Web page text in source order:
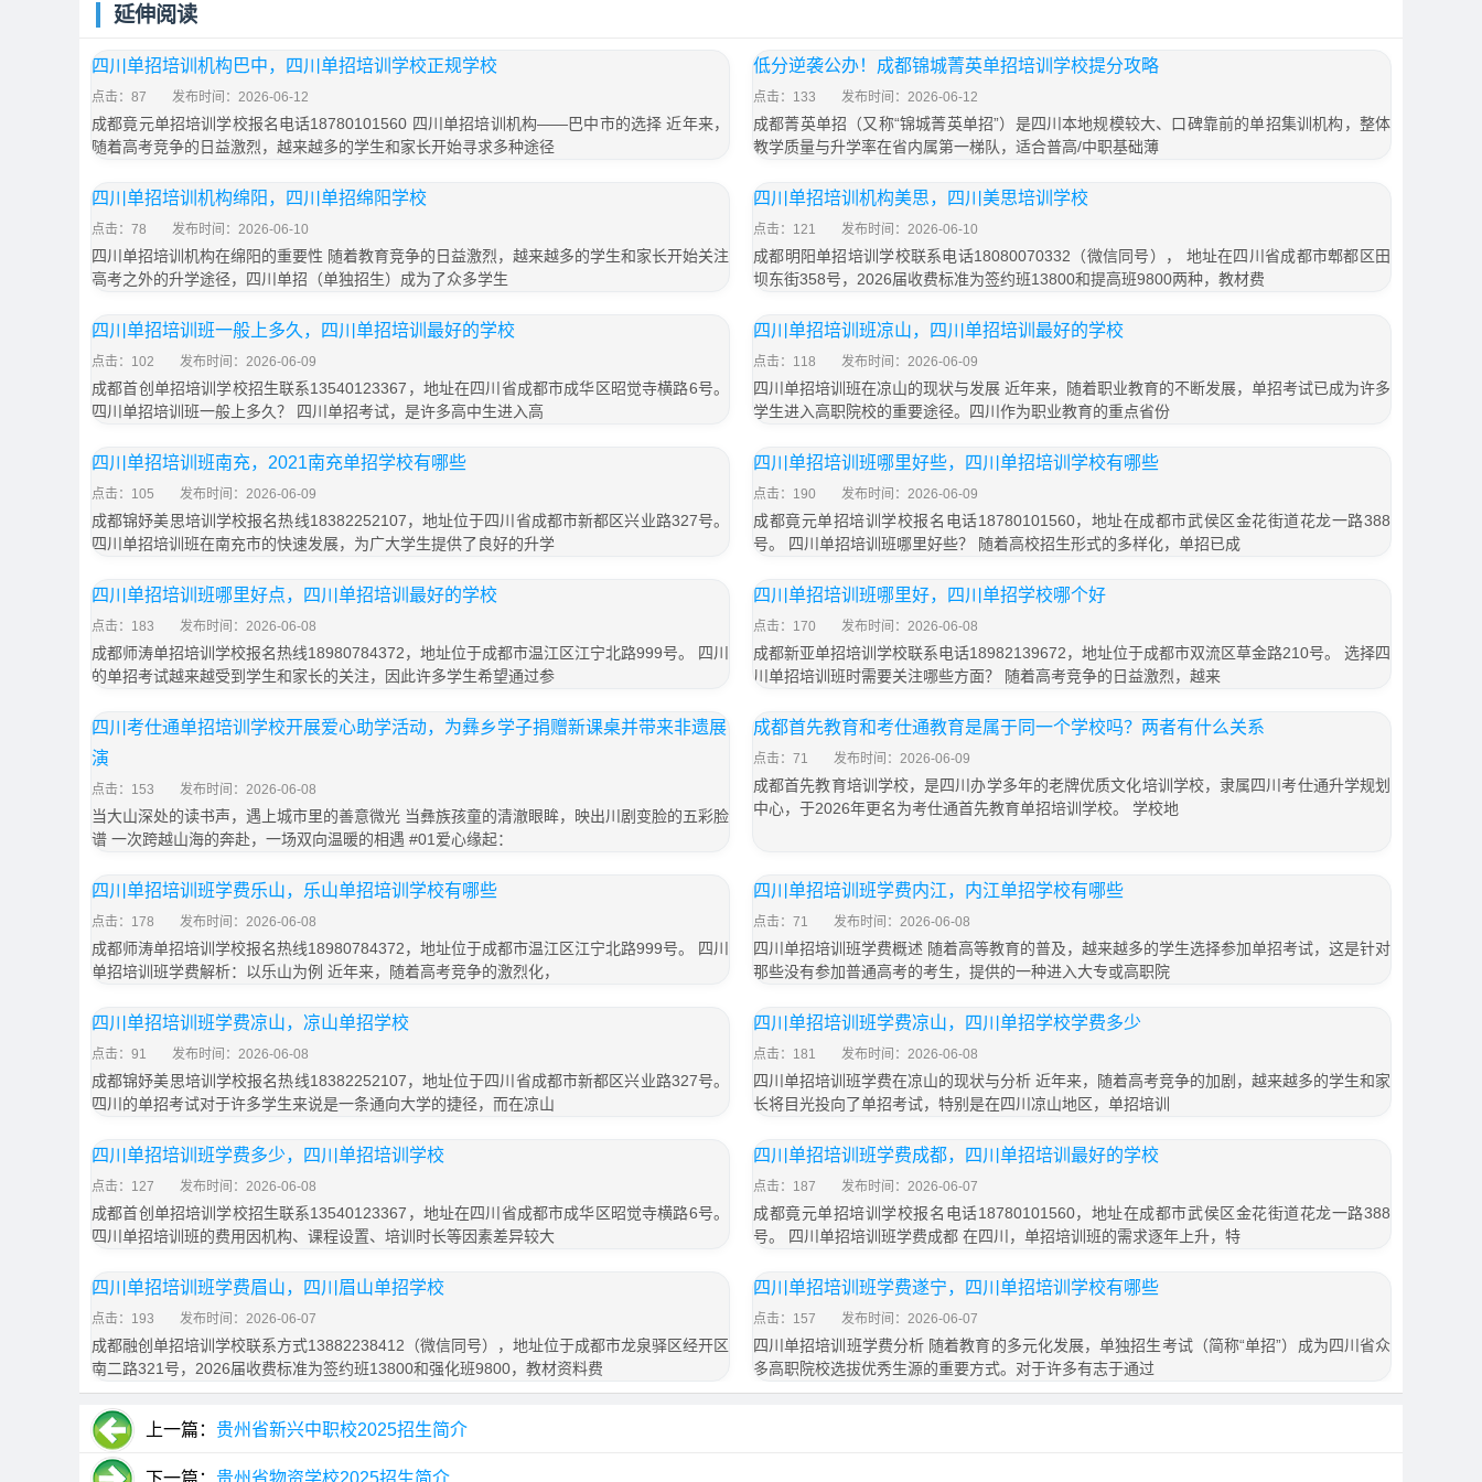
延伸阅读
四川单招培训机构巴中，四川单招培训学校正规学校
点击：87 发布时间：2026-06-12
成都竟元单招培训学校报名电话18780101560 四川单招培训机构——巴中市的选择 近年来，
随着高考竞争的日益激烈，越来越多的学生和家长开始寻求多种途径
低分逆袭公办！成都锦城菁英单招培训学校提分攻略
点击：133 发布时间：2026-06-12
成都菁英单招（又称“锦城菁英单招”）是四川本地规模较大、口碑靠前的单招集训机构，整体
教学质量与升学率在省内属第一梯队，适合普高/中职基础薄
四川单招培训机构绵阳，四川单招绵阳学校
点击：78 发布时间：2026-06-10
四川单招培训机构在绵阳的重要性 随着教育竞争的日益激烈，越来越多的学生和家长开始关注
高考之外的升学途径，四川单招（单独招生）成为了众多学生
四川单招培训机构美思，四川美思培训学校
点击：121 发布时间：2026-06-10
成都明阳单招培训学校联系电话18080070332（微信同号）， 地址在四川省成都市郫都区田
坝东街358号，2026届收费标准为签约班13800和提高班9800两种，教材费
四川单招培训班一般上多久，四川单招培训最好的学校
点击：102 发布时间：2026-06-09
成都首创单招培训学校招生联系13540123367，地址在四川省成都市成华区昭觉寺横路6号。
四川单招培训班一般上多久？ 四川单招考试，是许多高中生进入高
四川单招培训班凉山，四川单招培训最好的学校
点击：118 发布时间：2026-06-09
四川单招培训班在凉山的现状与发展 近年来，随着职业教育的不断发展，单招考试已成为许多
学生进入高职院校的重要途径。四川作为职业教育的重点省份
四川单招培训班南充，2021南充单招学校有哪些
点击：105 发布时间：2026-06-09
成都锦妤美思培训学校报名热线18382252107，地址位于四川省成都市新都区兴业路327号。
四川单招培训班在南充市的快速发展，为广大学生提供了良好的升学
四川单招培训班哪里好些，四川单招培训学校有哪些
点击：190 发布时间：2026-06-09
成都竟元单招培训学校报名电话18780101560，地址在成都市武侯区金花街道花龙一路388
号。 四川单招培训班哪里好些？ 随着高校招生形式的多样化，单招已成
四川单招培训班哪里好点，四川单招培训最好的学校
点击：183 发布时间：2026-06-08
成都师涛单招培训学校报名热线18980784372，地址位于成都市温江区江宁北路999号。 四川
的单招考试越来越受到学生和家长的关注，因此许多学生希望通过参
四川单招培训班哪里好，四川单招学校哪个好
点击：170 发布时间：2026-06-08
成都新亚单招培训学校联系电话18982139672，地址位于成都市双流区草金路210号。 选择四
川单招培训班时需要关注哪些方面？ 随着高考竞争的日益激烈，越来
四川考仕通单招培训学校开展爱心助学活动，为彝乡学子捐赠新课桌并带来非遗展
演
点击：153 发布时间：2026-06-08
当大山深处的读书声，遇上城市里的善意微光 当彝族孩童的清澈眼眸，映出川剧变脸的五彩脸
谱 一次跨越山海的奔赴，一场双向温暖的相遇 #01爱心缘起：
成都首先教育和考仕通教育是属于同一个学校吗？两者有什么关系
点击：71 发布时间：2026-06-09
成都首先教育培训学校，是四川办学多年的老牌优质文化培训学校，隶属四川考仕通升学规划
中心，于2026年更名为考仕通首先教育单招培训学校。 学校地
四川单招培训班学费乐山，乐山单招培训学校有哪些
点击：178 发布时间：2026-06-08
成都师涛单招培训学校报名热线18980784372，地址位于成都市温江区江宁北路999号。 四川
单招培训班学费解析：以乐山为例 近年来，随着高考竞争的激烈化，
四川单招培训班学费内江，内江单招学校有哪些
点击：71 发布时间：2026-06-08
四川单招培训班学费概述 随着高等教育的普及，越来越多的学生选择参加单招考试，这是针对
那些没有参加普通高考的考生，提供的一种进入大专或高职院
四川单招培训班学费凉山，凉山单招学校
点击：91 发布时间：2026-06-08
成都锦妤美思培训学校报名热线18382252107，地址位于四川省成都市新都区兴业路327号。
四川的单招考试对于许多学生来说是一条通向大学的捷径，而在凉山
四川单招培训班学费凉山，四川单招学校学费多少
点击：181 发布时间：2026-06-08
四川单招培训班学费在凉山的现状与分析 近年来，随着高考竞争的加剧，越来越多的学生和家
长将目光投向了单招考试，特别是在四川凉山地区，单招培训
四川单招培训班学费多少，四川单招培训学校
点击：127 发布时间：2026-06-08
成都首创单招培训学校招生联系13540123367，地址在四川省成都市成华区昭觉寺横路6号。
四川单招培训班的费用因机构、课程设置、培训时长等因素差异较大
四川单招培训班学费成都，四川单招培训最好的学校
点击：187 发布时间：2026-06-07
成都竟元单招培训学校报名电话18780101560，地址在成都市武侯区金花街道花龙一路388
号。 四川单招培训班学费成都 在四川，单招培训班的需求逐年上升，特
四川单招培训班学费眉山，四川眉山单招学校
点击：193 发布时间：2026-06-07
成都融创单招培训学校联系方式13882238412（微信同号），地址位于成都市龙泉驿区经开区
南二路321号，2026届收费标准为签约班13800和强化班9800，教材资料费
四川单招培训班学费遂宁，四川单招培训学校有哪些
点击：157 发布时间：2026-06-07
四川单招培训班学费分析 随着教育的多元化发展，单独招生考试（简称“单招”）成为四川省众
多高职院校选拔优秀生源的重要方式。对于许多有志于通过
上一篇： 贵州省新兴中职校2025招生简介
下一篇： 贵州省物资学校2025招生简介